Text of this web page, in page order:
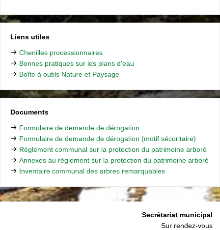
Liens utiles
Chenilles processionnaires
Bonnes pratiques sur les plans d'eau
Boîte à outils Nature et Paysage
Documents
Formulaire de demande de dérogation
Formulaire de demande de dérogation (motif sécuritaire)
Règlement communal sur la protection du patrimoine arboré
Annexes au règlement sur la protection du patrimoine arboré
Inventaire communal des arbres remarquables
Secrétariat municipal
Sur rendez-vous